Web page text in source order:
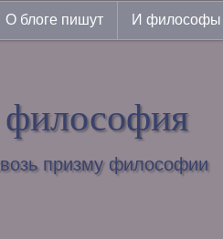
О блоге пишут И философы
призму философии